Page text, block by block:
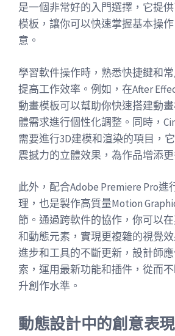
是一個非常好的入門選擇，它提
模板，讓你可以快速掌握基本操
意。
學習軟件操作時，熟悉快捷鍵和
提高工作效率。例如，在After
動畫模板可以幫助你快速搭建動
體需求進行個性化調整。同時，
需要進行3D建模和渲染的項目，
震撼力的立體效果，為作品增添更
此外，配合Adobe Premiere Pro進
理，也是製作高質量Motion
節。通過跨軟件的協作，你可以
和動態元素，實現更複雜的視覺
進步和工具的不斷更新，設計師
索，運用最新功能和插件，從而
升創作水準。
動態設計中的創意表現